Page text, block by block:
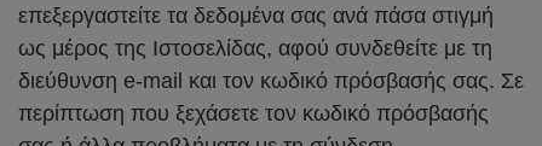
επεξεργαστείτε τα δεδομένα σας ανά πάσα στιγμή
ως μέρος της Ιστοσελίδας, αφού συνδεθείτε με τη
διεύθυνση e-mail και τον κωδικό πρόσβασής σας. Σε
περίπτωση που ξεχάσετε τον κωδικό πρόσβασής